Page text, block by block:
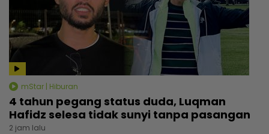
mStar | Hiburan
4 tahun pegang status duda, Luqman
Hafidz selesa tidak sunyi tanpa pasangan
2 jam lalu